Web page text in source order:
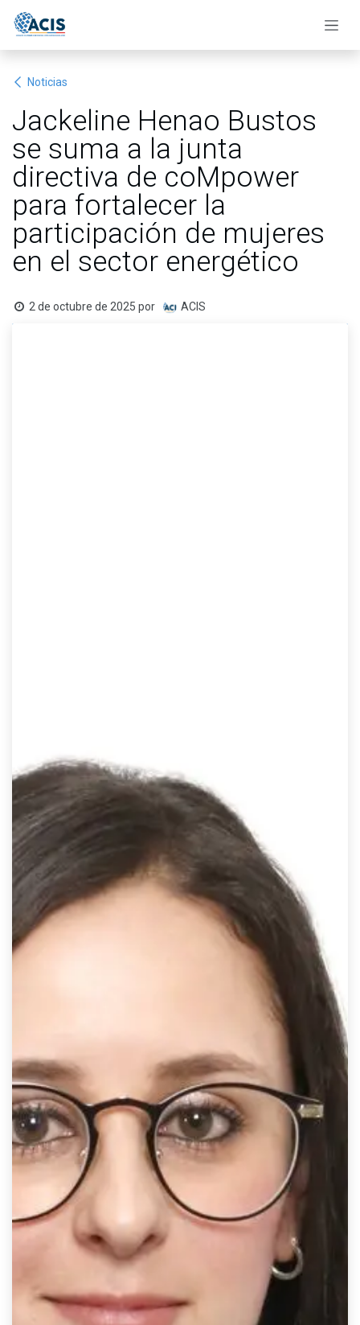
Noticias
Jackeline Henao Bustos
se suma a la junta
directiva de coMpower
para fortalecer la
participación de mujeres
en el sector energético
2 de octubre de 2025 por ACIS